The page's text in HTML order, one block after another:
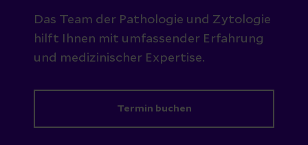
Das Team der Pathologie und Zytologie
hilft Ihnen mit umfassender Erfahrung
und medizinischer Expertise.
Termin buchen